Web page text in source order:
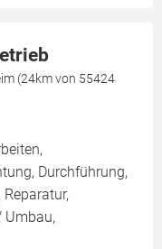
(24km von 55424
Durchführung,
Umbau,